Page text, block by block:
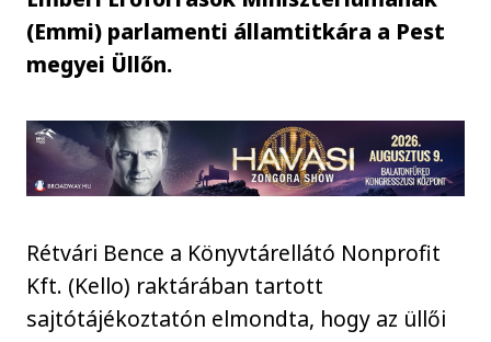
(Emmi) parlamenti államtitkára a Pest
megyei Üllőn.
Rétvári Bence a Könyvtárellátó Nonprofit
Kft. (Kello) raktárában tartott
sajtótájékoztatón elmondta, hogy az üllői